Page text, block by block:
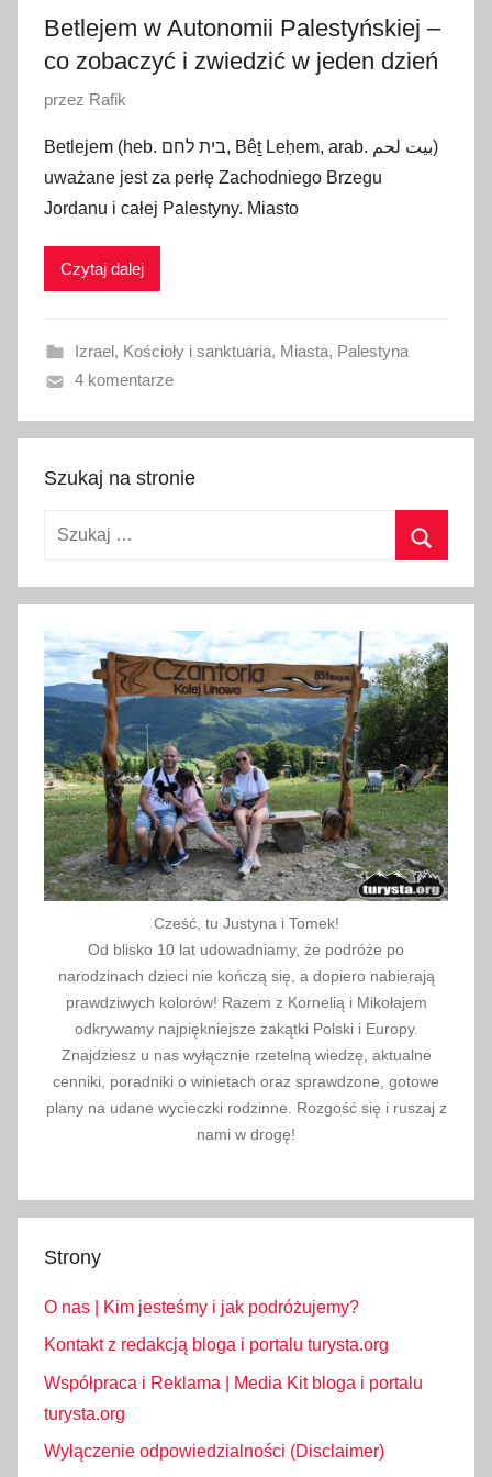
Betlejem w Autonomii Palestyńskiej –
co zobaczyć i zwiedzić w jeden dzień
O
u
b
l
i
a
n
2
1
a
0
1
9
przez Rafik
Betlejem (heb. בית לחם, Bêṯ Leḥem, arab. بيت لحم)
uważane jest za perłę Zachodniego Brzegu
Jordanu i całej Palestyny. Miasto
Czytaj dalej
Izrael, Kościoły i sanktuaria, Miasta, Palestyna
4 komentarze
Szukaj na stronie
Szukaj:
Cześć, tu Justyna i Tomek!
Od blisko 10 lat udowadniamy, że podróże po
narodzinach dzieci nie kończą się, a dopiero nabierają
prawdziwych kolorów! Razem z Kornelią i Mikołajem
odkrywamy najpiękniejsze zakątki Polski i Europy.
Znajdziesz u nas wyłącznie rzetelną wiedzę, aktualne
cenniki, poradniki o winietach oraz sprawdzone, gotowe
plany na udane wycieczki rodzinne. Rozgość się i ruszaj z
nami w drogę!
Strony
O nas | Kim jesteśmy i jak podróżujemy?
Kontakt z redakcją bloga i portalu turysta.org
Współpraca i Reklama | Media Kit bloga i portalu
turysta.org
Wyłączenie odpowiedzialności (Disclaimer)